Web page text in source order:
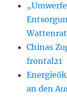
Chinas
frontal21
an den